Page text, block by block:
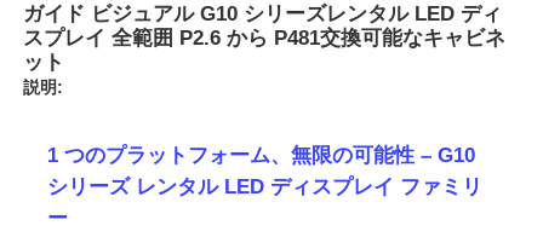
ガイド ビジュアル G10 シリーズレンタル LED ディ
スプレイ 全範囲 P2.6 から P481交換可能なキャビネ
ット
説明:
1 つのプラットフォーム、無限の可能性 – G10
シリーズ レンタル LED ディスプレイ ファミリ
ー